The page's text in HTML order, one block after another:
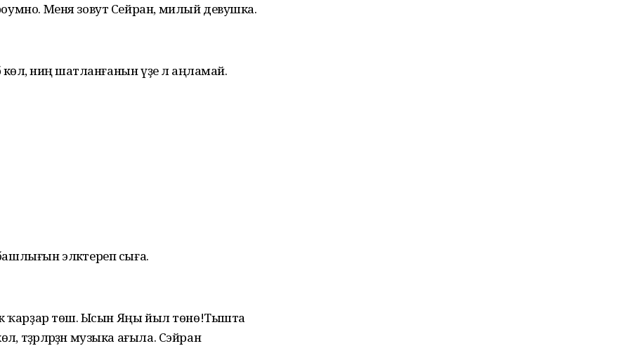
Меня зовут Сейран, милый девушка.
ниңә шатланғанын үҙе лә аңламай.
эләктереп сыға.
ҡарҙар төшә. Ысын Яңы йыл төнө!Тышта
тәҙрәләрҙән музыка ағыла. Сэйран